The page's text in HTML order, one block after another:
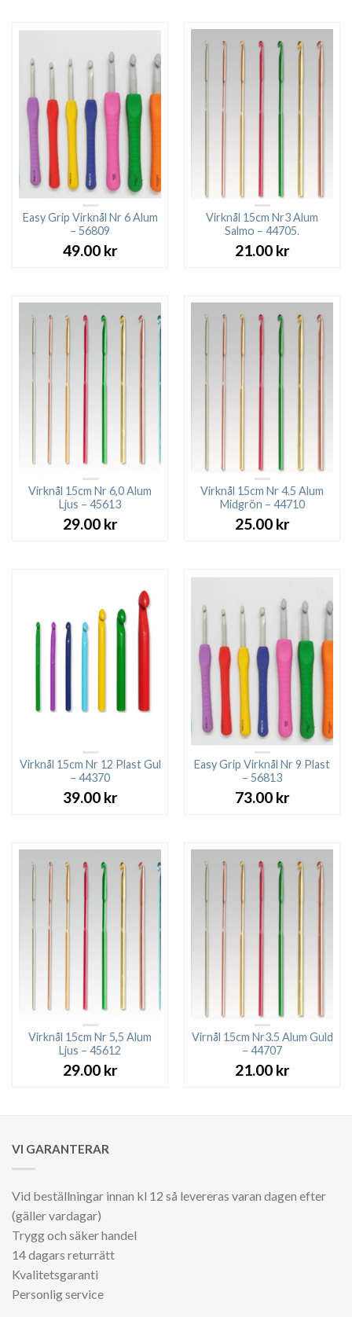
Easy Grip Virknål Nr 6 Alum
– 56809
49.00 kr
Virknål 15cm Nr3 Alum
Salmo – 44705.
21.00 kr
Virknål 15cm Nr 6,0 Alum
Ljus – 45613
29.00 kr
Virknål 15cm Nr 4.5 Alum
Midgrön – 44710
25.00 kr
Virknål 15cm Nr 12 Plast Gul
– 44370
39.00 kr
Easy Grip Virknål Nr 9 Plast
– 56813
73.00 kr
Virknål 15cm Nr 5,5 Alum
Ljus – 45612
29.00 kr
Virnål 15cm Nr3.5 Alum Guld
– 44707
21.00 kr
VI GARANTERAR
Vid beställningar innan kl 12 så levereras varan dagen efter
(gäller vardagar)
Trygg och säker handel
14 dagars returrätt
Kvalitetsgaranti
Personlig service